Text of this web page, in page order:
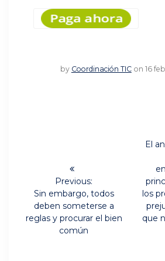
by Coordinación TIC on 16
entradas
Previous:
Previous
post:
Sin embargo, todos
deben someterse a
reglas y procurar el bien
común
Next
El
los
que